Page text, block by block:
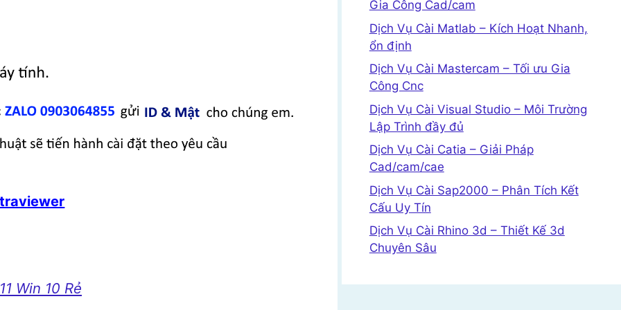
Win 10 Rẻ
Gia Công Cad/cam
Dịch Vụ Cài Matlab – Kích Hoạt Nhanh,
ổn định
Dịch Vụ Cài Mastercam – Tối ưu Gia
Công Cnc
Dịch Vụ Cài Visual Studio – Môi Trường
Lập Trình đầy đủ
Dịch Vụ Cài Catia – Giải Pháp
Cad/cam/cae
Dịch Vụ Cài Sap2000 – Phân Tích Kết
Cấu Uy Tín
Dịch Vụ Cài Rhino 3d – Thiết Kế 3d
Chuyên Sâu